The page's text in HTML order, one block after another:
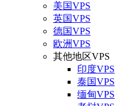
美国VPS
英国VPS
德国VPS
欧洲VPS
其他地区VPS
印度VPS
泰国VPS
缅甸VPS